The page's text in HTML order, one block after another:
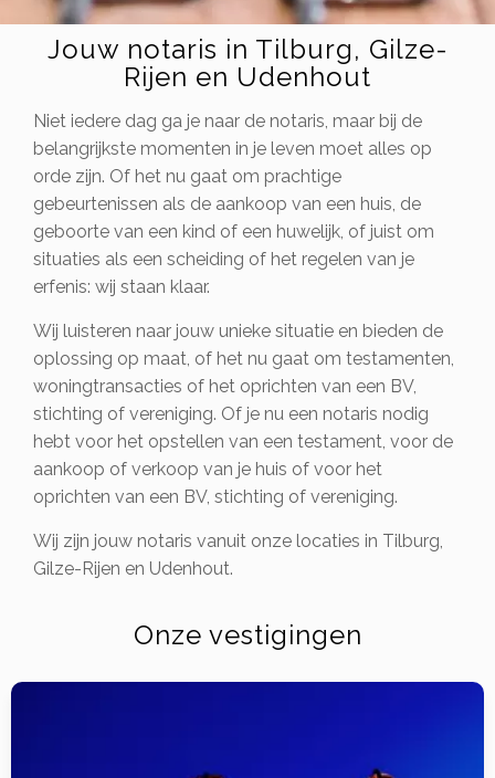
Jouw notaris in Tilburg, Gilze-
Rijen en Udenhout
Niet iedere dag ga je naar de notaris, maar bij de
belangrijkste momenten in je leven moet alles op
orde zijn. Of het nu gaat om prachtige
gebeurtenissen als de aankoop van een huis, de
geboorte van een kind of een huwelijk, of juist om
situaties als een scheiding of het regelen van je
erfenis: wij staan klaar.
Wij luisteren naar jouw unieke situatie en bieden de
oplossing op maat, of het nu gaat om testamenten,
woningtransacties of het oprichten van een BV,
stichting of vereniging. Of je nu een notaris nodig
hebt voor het opstellen van een testament, voor de
aankoop of verkoop van je huis of voor het
oprichten van een BV, stichting of vereniging.
Wij zijn jouw notaris vanuit onze locaties in Tilburg,
Gilze-Rijen en Udenhout.
Onze vestigingen